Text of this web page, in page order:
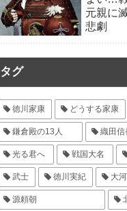
元親に
悲劇
タグ
徳川家康 どうする家康
鎌倉殿の13人 織田信
光る君へ 戦国大名
武士 徳川実紀 大
源頼朝